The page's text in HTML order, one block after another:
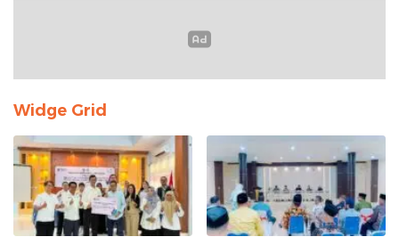
Widge Grid